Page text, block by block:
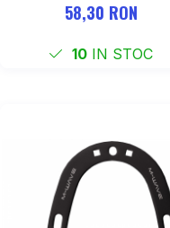
58,30 RON
10 IN STOC